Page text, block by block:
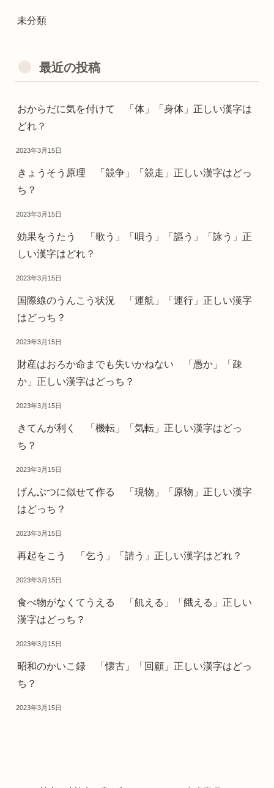
未分類
最近の投稿
おからだに気を付けて 「体」「身体」正しい漢字は
どれ？
2023年3月15日
きょうそう原理 「競争」「競走」正しい漢字はどっ
ち？
2023年3月15日
効果をうたう 「歌う」「唄う」「謳う」「詠う」正
しい漢字はどれ？
2023年3月15日
国際線のうんこう状況 「運航」「運行」正しい漢字
はどっち？
2023年3月15日
財産はおろか命までも失いかねない 「愚か」「疎
か」正しい漢字はどっち？
2023年3月15日
きてんが利く 「機転」「気転」正しい漢字はどっ
ち？
2023年3月15日
げんぶつに似せて作る 「現物」「原物」正しい漢字
はどっち？
2023年3月15日
再起をこう 「乞う」「請う」正しい漢字はどれ？
2023年3月15日
食べ物がなくてうえる 「飢える」「餓える」正しい
漢字はどっち？
2023年3月15日
昭和のかいこ録 「懐古」「回顧」正しい漢字はどっ
ち？
2023年3月15日